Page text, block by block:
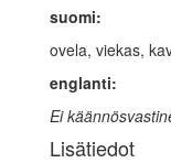
suomi:
ovela, viekas,
englanti:
Ei
Lisätiedot